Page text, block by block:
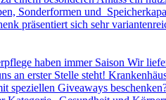
Sonderformen und
präsentiert sich sehr
haben immer Saison Wir
an erster Stelle steht!
Giveaways